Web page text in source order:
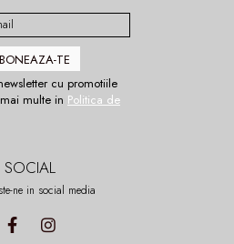
cu promotiile
multe in Politica de
SOCIAL
ne in social media